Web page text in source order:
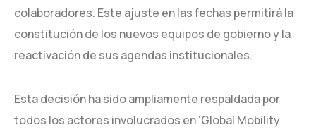
colaboradores. Este ajuste en las fechas permitirá la
constitución de los nuevos equipos de gobierno y la
reactivación de sus agendas institucionales.
Esta decisión ha sido ampliamente respaldada por
todos los actores involucrados en ‘Global Mobility